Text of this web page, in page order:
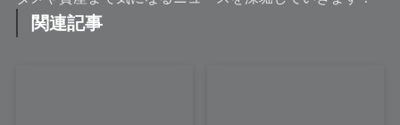
関連記事